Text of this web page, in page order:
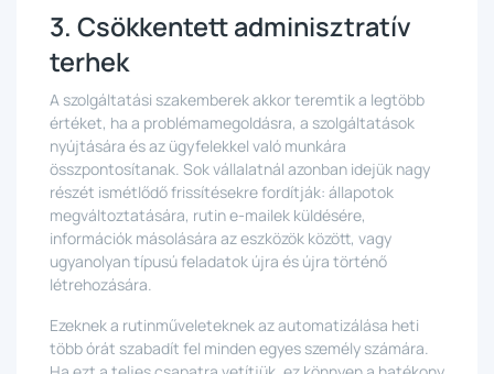
3. Csökkentett adminisztratív
terhek
A szolgáltatási szakemberek akkor teremtik a legtöbb
értéket, ha a problémamegoldásra, a szolgáltatások
nyújtására és az ügyfelekkel való munkára
összpontosítanak. Sok vállalatnál azonban idejük nagy
részét ismétlődő frissítésekre fordítják: állapotok
megváltoztatására, rutin e-mailek küldésére,
információk másolására az eszközök között, vagy
ugyanolyan típusú feladatok újra és újra történő
létrehozására.
Ezeknek a rutinműveleteknek az automatizálása heti
több órát szabadít fel minden egyes személy számára.